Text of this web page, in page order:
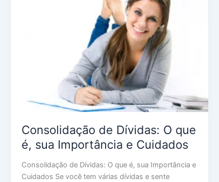
Consolidação de Dívidas: O que
é, sua Importância e Cuidados
Consolidação de Dívidas: O que é, sua Importância e
Cuidados Se você tem várias dívidas e sente